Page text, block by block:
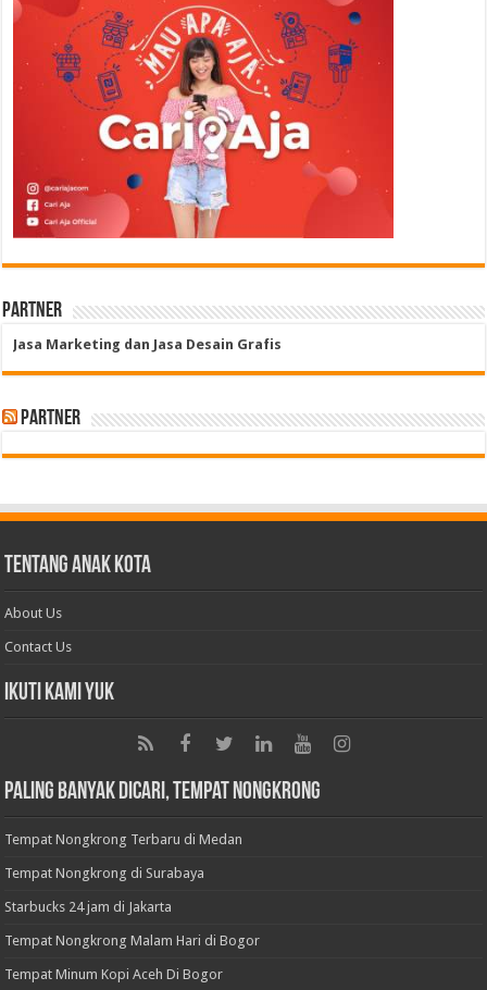
Partner
Jasa Marketing dan Jasa Desain Grafis
Partner
Tentang Anak Kota
About Us
Contact Us
Ikuti Kami Yuk
Paling Banyak Dicari, Tempat Nongkrong
Tempat Nongkrong Terbaru di Medan
Tempat Nongkrong di Surabaya
Starbucks 24 jam di Jakarta
Tempat Nongkrong Malam Hari di Bogor
Tempat Minum Kopi Aceh Di Bogor